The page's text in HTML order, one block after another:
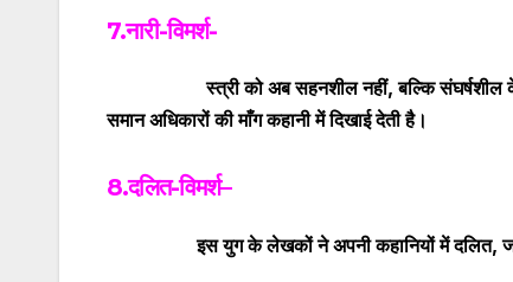
7.नारी-विमर्श-
स्त्री को अब सहनशील नहीं,बल्कि संघर्षशील
समान अधिकारों की माँग कहानी में दिखाई देती है।
8.दलित-विमर्श–
इस युग के लेखकों ने अपनी कहानियों मेंदलित,